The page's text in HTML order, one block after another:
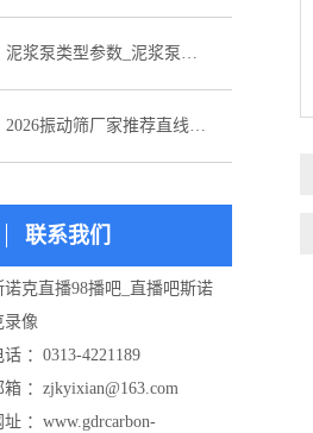
泥浆泵类型参数_泥浆泵选型_图片
2026振动筛厂家推荐直线振动筛超声波直排厂家优选指南！
联系我们
诺克直播98播吧_直播吧斯诺
录像
话 ： 0313-4221189
箱 ： zjkyixian@163.com
址 ： www.gdrcarbon-